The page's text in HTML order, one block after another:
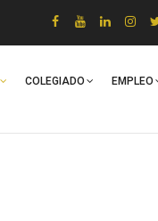
COLEGIADO EMPLEO